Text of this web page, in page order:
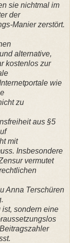
sie nichtmal im
der
Manier zerstört.
alternative,
kostenlos zur
wie
zu
aus §5
mit
Insbesondere
vermutet
Anna Terschüren
sondern eine